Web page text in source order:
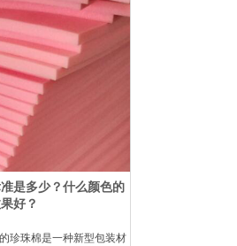
是多少？什么颜色的
好？
珍珠棉是一种新型包装材